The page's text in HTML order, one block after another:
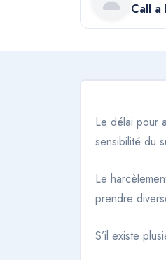
Call a
Le délai pour
sensibilité du
Le
prendre
S’il existe